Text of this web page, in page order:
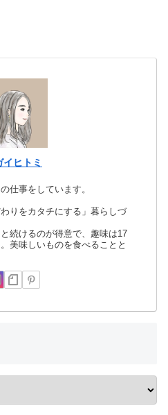
イヒトミ
仕事をしています。
りをカタチにする」暮らしづ
続けるのが得意で、趣味は17
美味しいものを食べることと